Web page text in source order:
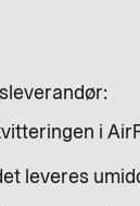
i
leveres